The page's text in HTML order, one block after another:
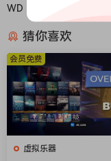
WD（45.7MB）
猜你喜欢
虚拟乐器
会员免费